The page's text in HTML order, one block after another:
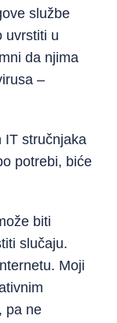
službe
uvrstiti u
da njima
–
IT stručnjaka
potrebi, biće
biti
slučaju.
Moji
pa ne